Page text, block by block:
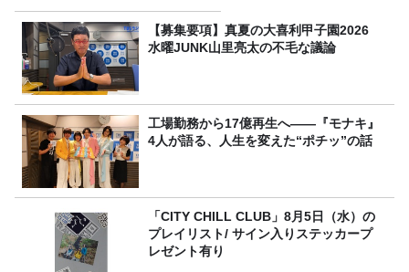
【募集要項】真夏の大喜利甲子園2026
水曜JUNK山里亮太の不毛な議論
工場勤務から17億再生へ——『モナキ』
4人が語る、人生を変えた“ポチッ”の話
「CITY CHILL CLUB」8月5日（水）の
プレイリスト/ サイン入りステッカープ
レゼント有り